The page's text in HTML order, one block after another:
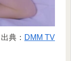
出典： DMM TV